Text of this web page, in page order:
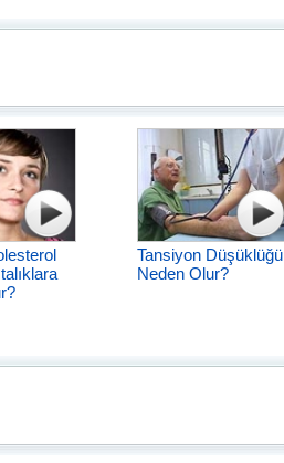
Tansiyon Düşüklüğü
Neden Olur?